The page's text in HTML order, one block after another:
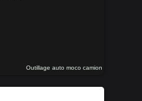
Outillage auto moco camion